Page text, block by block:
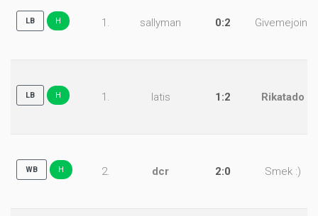
LB H 1. sallyman 0:2 Givemejoint
LB H 1. latis 1:2 Rikatado
WB H 2. dcr 2:0 Smek :)